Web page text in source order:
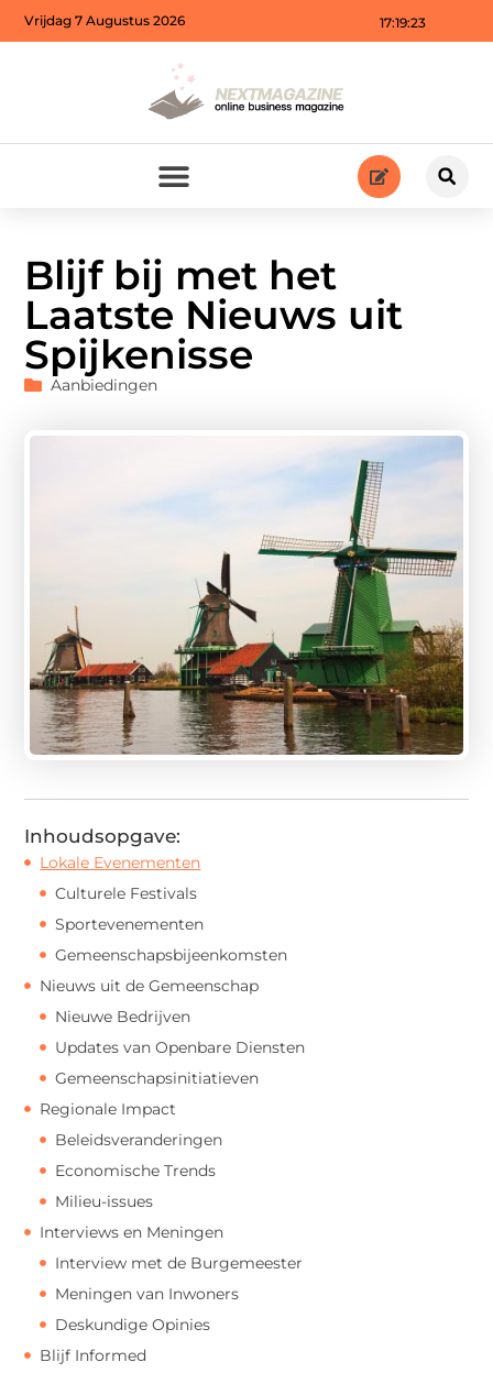
17:19:24
Vrijdag 7 Augustus 2026
Blijf bij met het
Laatste Nieuws uit
Spijkenisse
Aanbiedingen
Inhoudsopgave:
Lokale Evenementen
Culturele Festivals
Sportevenementen
Gemeenschapsbijeenkomsten
Nieuws uit de Gemeenschap
Nieuwe Bedrijven
Updates van Openbare Diensten
Gemeenschapsinitiatieven
Regionale Impact
Beleidsveranderingen
Economische Trends
Milieu-issues
Interviews en Meningen
Interview met de Burgemeester
Meningen van Inwoners
Deskundige Opinies
Blijf Informed